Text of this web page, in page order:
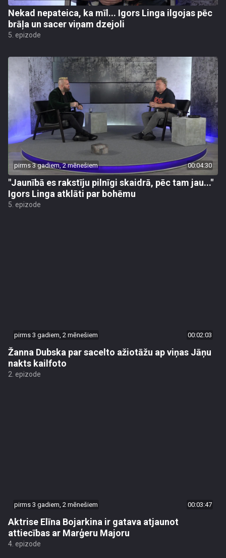
Nekad nepateica, ka mīl... Igors Linga ilgojas pēc
brāļa un sacer viņam dzejoli
5. epizode
pirms 3 gadiem, 2 mēnešiem 00:04:30
"Jaunībā es rakstīju pilnīgi skaidrā, pēc tam jau..."
Igors Linga atklāti par bohēmu
5. epizode
pirms 3 gadiem, 2 mēnešiem 00:02:03
Žanna Dubska par sacelto ažiotāžu ap viņas Jāņu
nakts kailfoto
2. epizode
pirms 3 gadiem, 2 mēnešiem 00:03:47
Aktrise Elīna Bojarkina ir gatava atjaunot
attiecības ar Marģeru Majoru
4. epizode